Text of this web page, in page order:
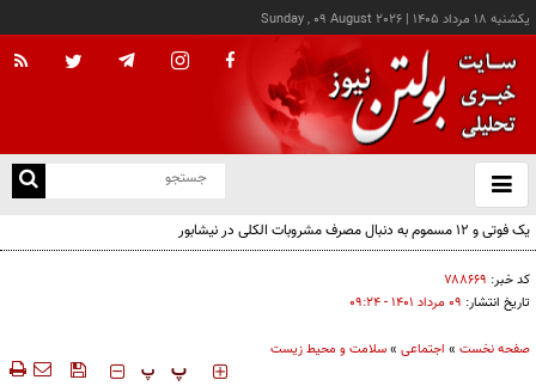
يکشنبه ۱۸ مرداد ۱۴۰۵ |
Sunday , 09 August 2026
باز
و
یک فوتی و ۱۲ مسموم به دنبال مصرف مشروبات الکلی در نیشابور
کد خبر: ۷۸۸۶۶۹
تاریخ انتشار: ۰۹ مرداد ۱۴۰۱ - ۰۹:۲۴
صفحه نخست » اجتماعی »سلامت و محیط زیست
‍‍‍ پ پ